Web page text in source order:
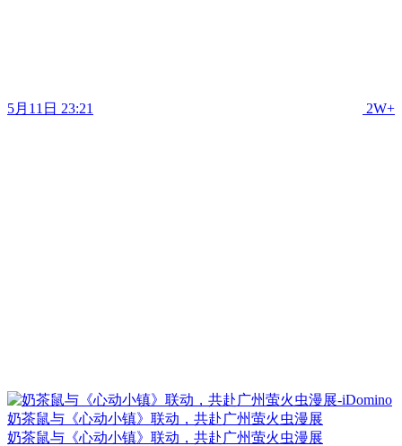
5月11日 23:21 2W+
奶茶鼠与《心动小镇》联动，共赴广州萤火虫漫展
奶茶鼠与《心动小镇》联动，共赴广州萤火虫漫展